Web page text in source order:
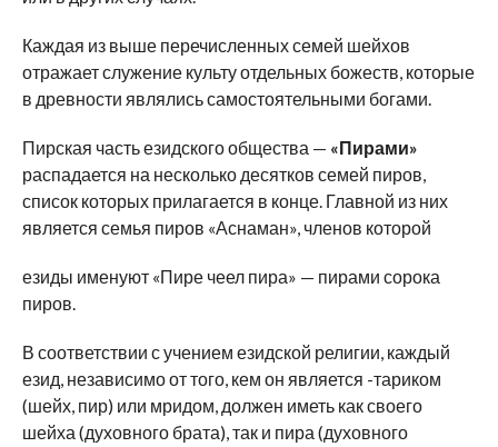
Каждая из выше перечисленных семей шейхов
отражает служение культу отдельных божеств, которые
в древности являлись самостоятельными богами.
Пирская часть езидского общества — «Пирами»
распадается на несколько десятков семей пиров,
список которых прилагается в конце. Главной из них
является семья пиров «Аснаман», членов которой
езиды именуют «Пире чеел пира» — пирами сорока
пиров.
В соответствии с учением езидской религии, каждый
езид, независимо от того, кем он является -тариком
(шейх, пир) или мридом, должен иметь как своего
шейха (духовного брата), так и пира (духовного